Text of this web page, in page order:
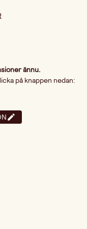
ännu.
på knappen nedan: